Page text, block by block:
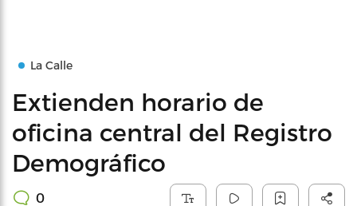
La Calle
Extienden horario de
oficina central del Registro
Demográfico
0